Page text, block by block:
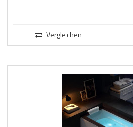
Vergleichen